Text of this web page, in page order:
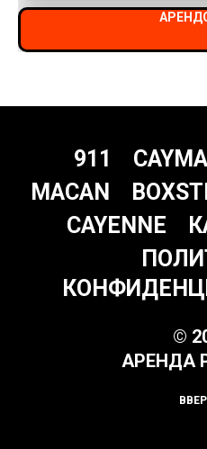
911
MACAN
CAYENNE
©
АРЕНДА